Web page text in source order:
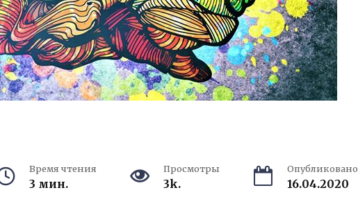
Время чтения
3 мин.
Просмотры
3k.
Опубликовано
16.04.2020